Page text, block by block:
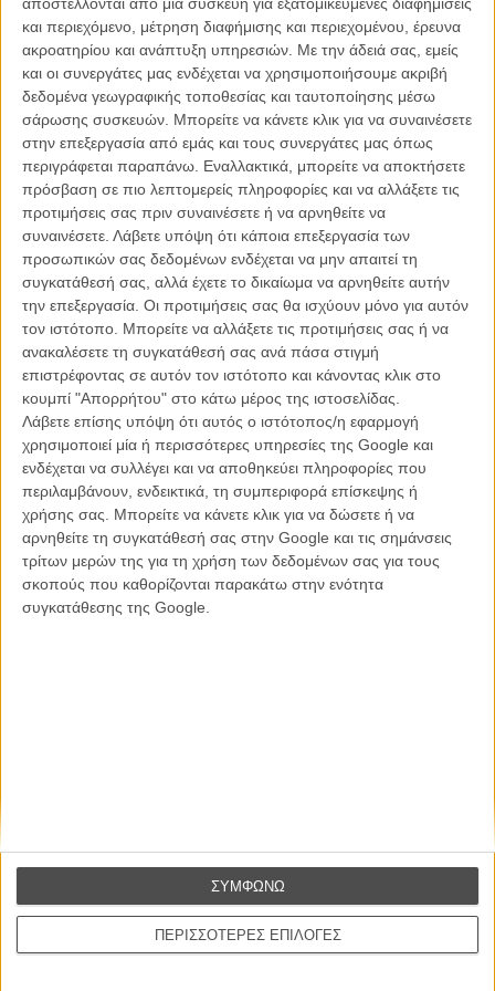
και περιεχόμενο, μέτρηση διαφήμισης και περιεχομένου, έρευνα
ακροατηρίου και ανάπτυξη υπηρεσιών. Με την άδειά σας, εμείς
και οι συνεργάτες μας ενδέχεται να χρησιμοποιήσουμε ακριβή
δεδομένα γεωγραφικής τοποθεσίας και ταυτοποίησης μέσω
σάρωσης συσκευών. Μπορείτε να κάνετε κλικ για να συναινέσετε
στην επεξεργασία από εμάς και τους συνεργάτες μας όπως
περιγράφεται παραπάνω. Εναλλακτικά, μπορείτε να αποκτήσετε
πρόσβαση σε πιο λεπτομερείς πληροφορίες και να αλλάξετε τις
προτιμήσεις σας πριν συναινέσετε ή να αρνηθείτε να
συναινέσετε. Λάβετε υπόψη ότι κάποια επεξεργασία των
προσωπικών σας δεδομένων ενδέχεται να μην απαιτεί τη
συγκατάθεσή σας, αλλά έχετε το δικαίωμα να αρνηθείτε αυτήν
την επεξεργασία. Οι προτιμήσεις σας θα ισχύουν μόνο για αυτόν
τον ιστότοπο. Μπορείτε να αλλάξετε τις προτιμήσεις σας ή να
ανακαλέσετε τη συγκατάθεσή σας ανά πάσα στιγμή
επιστρέφοντας σε αυτόν τον ιστότοπο και κάνοντας κλικ στο
κουμπί "Απορρήτου" στο κάτω μέρος της ιστοσελίδας.
Λάβετε επίσης υπόψη ότι αυτός ο ιστότοπος/η εφαρμογή
χρησιμοποιεί μία ή περισσότερες υπηρεσίες της Google και
ενδέχεται να συλλέγει και να αποθηκεύει πληροφορίες που
περιλαμβάνουν, ενδεικτικά, τη συμπεριφορά επίσκεψης ή
χρήσης σας. Μπορείτε να κάνετε κλικ για να δώσετε ή να
αρνηθείτε τη συγκατάθεσή σας στην Google και τις σημάνσεις
τρίτων μερών της για τη χρήση των δεδομένων σας για τους
σκοπούς που καθορίζονται παρακάτω στην ενότητα
συγκατάθεσης της Google.
ΠΕΡΙΣΣΟΤΕΡΕΣ ΕΠΙΛΟΓΕΣ
ΣΥΜΦΩΝΩ
O Λουί Γκαρέλ είναι ο Ζαν Λικ Γκοντάρ στο
«Redoutable» του Μισέλ Χαζαναβίσιους
ΝΕΑ /03 ΑΥΓ 2016/ Γιώργος Κρασσακόπουλος
Βιμ Βέντερς
Συνέντευξη
Η επιτυχία είναι υπερτιμημένη. Δεν σε κάνει
καλύτερο, δεν σε πάει πουθενά η επιτυχία. Είναι
απλώς ένα ωραίο, ανεβαστικό, επιφανειακό
συναίσθημα.»
CONNECT
Εγγράψου στο εβδομαδιαίο newsletter μας.